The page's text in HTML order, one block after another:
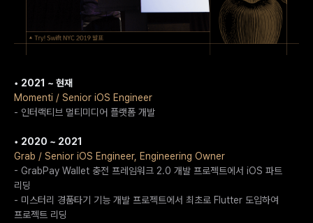
• 2021 ~ 현재
Momenti / Senior iOS Engineer
- 인터랙티브 멀티미디어 플랫폼 개발
• 2020 ~ 2021
Grab / Senior iOS Engineer, Engineering Owner
- GrabPay Wallet 충전 프레임워크 2.0 개발 프로젝트에서 iOS 파트
리딩
- 미스터리 경품타기 기능 개발 프로젝트에서 최초로 Flutter 도입하여
프로젝트 리딩